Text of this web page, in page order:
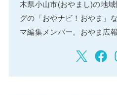
木県小山市(おやまし)の地
グの「おやナビ！おやま」
マ編集メンバー。おやま広報